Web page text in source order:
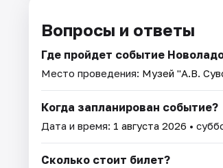
Вопросы и ответы
Где пройдет событие
Место проведения: Музей "А.В.
Когда запланирован событие?
Дата и время: 1 августа 2026 •
Сколько стоит билет?